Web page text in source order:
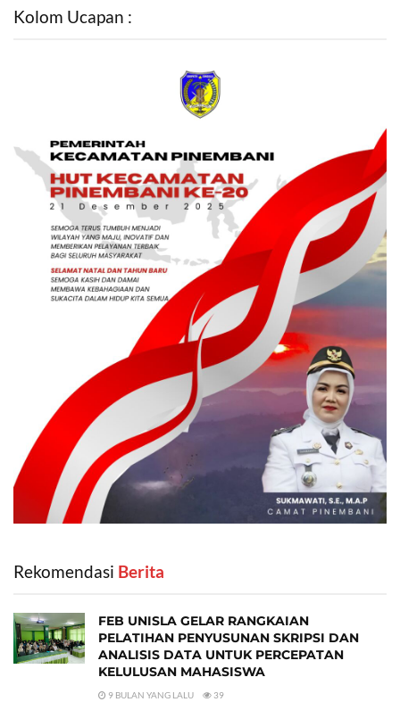
Kolom Ucapan :
Rekomendasi ‎ Berita
FEB UNISLA GELAR RANGKAIAN
PELATIHAN PENYUSUNAN SKRIPSI DAN
ANALISIS DATA UNTUK PERCEPATAN
KELULUSAN MAHASISWA
9 BULAN YANG LALU 39